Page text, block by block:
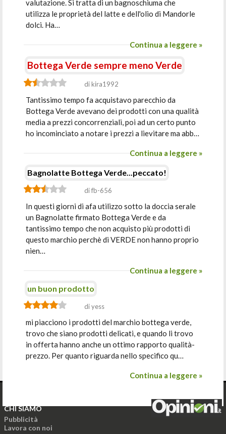
valutazione. Si tratta di un bagnoschiuma che
utilizza le proprietà del latte e dell'olio di Mandorle
dolci. Ha…
Continua a leggere »
Bottega Verde sempre meno Verde
di kira1992
Tantissimo tempo fa acquistavo parecchio da
Bottega Verde avevano dei prodotti con una qualità
media a prezzi concorrenziali, poi ad un certo punto
ho incominciato a notare i prezzi a lievitare ma abb…
Continua a leggere »
Bagnolatte Bottega Verde...peccato!
di fb-656
In questi giorni di afa utilizzo sotto la doccia serale
un Bagnolatte firmato Bottega Verde e da
tantissimo tempo che non acquisto più prodotti di
questo marchio perchè di VERDE non hanno proprio
nien…
Continua a leggere »
un buon prodotto
di yess
mi piacciono i prodotti del marchio bottega verde,
trovo che siano prodotti delicati, e quando li trovo
in offerta hanno anche un ottimo rapporto qualità-
prezzo. Per quanto riguarda nello specifico qu…
Continua a leggere »
CHI SIAMO
Pubblicità
Lavora con noi